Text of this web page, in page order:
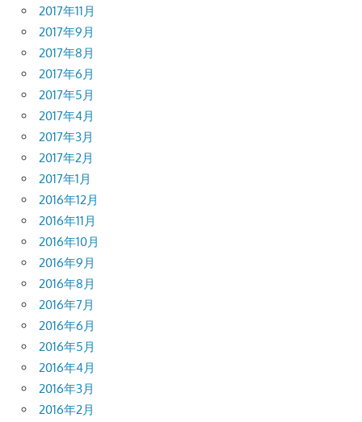
2017年11月
2017年9月
2017年8月
2017年6月
2017年5月
2017年4月
2017年3月
2017年2月
2017年1月
2016年12月
2016年11月
2016年10月
2016年9月
2016年8月
2016年7月
2016年6月
2016年5月
2016年4月
2016年3月
2016年2月